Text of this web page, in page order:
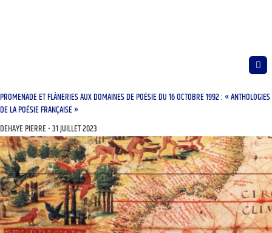
PROMENADE ET FLÂNERIES AUX DOMAINES DE POÉSIE DU 16 OCTOBRE 1992 : « ANTHOLOGIES
DE LA POÉSIE FRANÇAISE »
DEHAYE PIERRE 31 JUILLET 2023